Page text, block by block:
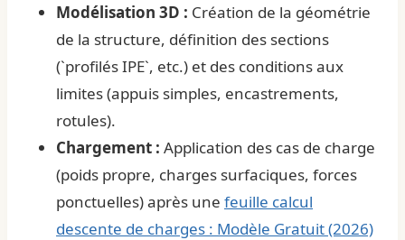
Modélisation 3D : Création de la géométrie
de la structure, définition des sections
(`profilés IPE`, etc.) et des conditions aux
limites (appuis simples, encastrements,
rotules).
Chargement : Application des cas de charge
(poids propre, charges surfaciques, forces
ponctuelles) après une feuille calcul
descente de charges : Modèle Gratuit (2026)